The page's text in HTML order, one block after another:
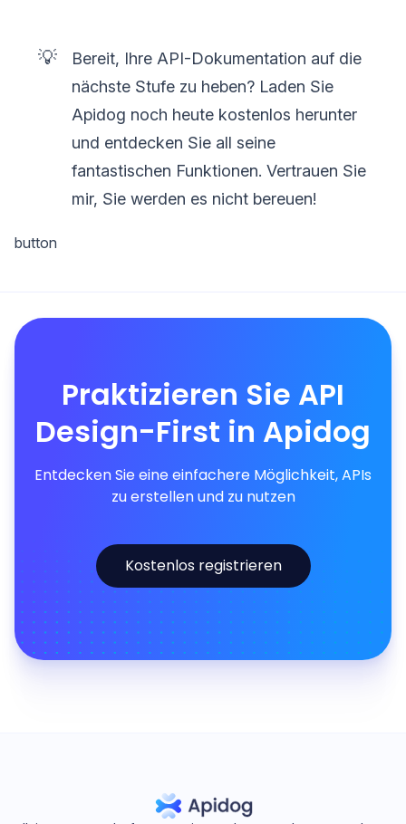
💡
Bereit, Ihre API-Dokumentation auf die
nächste Stufe zu heben? Laden Sie
Apidog noch heute kostenlos herunter
und entdecken Sie all seine
fantastischen Funktionen. Vertrauen Sie
mir, Sie werden es nicht bereuen!
button
Praktizieren Sie API
Design-First in Apidog
Entdecken Sie eine einfachere Möglichkeit, APIs
zu erstellen und zu nutzen
Kostenlos registrieren